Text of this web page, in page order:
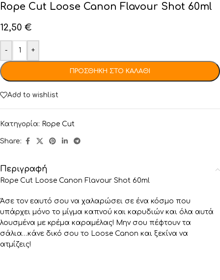
Rope Cut Loose Canon Flavour Shot 60ml
12,50 €
- +
ΠΡΟΣΘΉΚΗ ΣΤΟ ΚΑΛΆΘΙ
Add to wishlist
Κατηγορία: Rope Cut
Share:
Περιγραφή
Rope Cut Loose Canon Flavour Shot 60ml
Άσε τον εαυτό σου να χαλαρώσει σε ένα κόσμο που
υπάρχει μόνο το μίγμα καπνού και καρυδιών και όλα αυτά
λουσμένα με κρέμα καραμέλας! Μην σου πέφτουν τα
σάλια…κάνε δικό σου το Loose Canon και ξεκίνα να
ατμίζεις!